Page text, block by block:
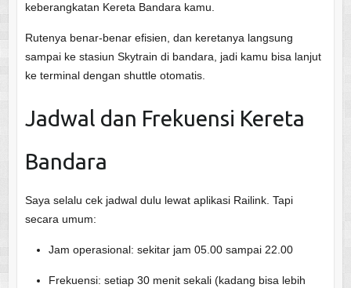
keberangkatan Kereta Bandara kamu.
Rutenya benar-benar efisien, dan keretanya langsung
sampai ke stasiun Skytrain di bandara, jadi kamu bisa lanjut
ke terminal dengan shuttle otomatis.
Jadwal dan Frekuensi Kereta
Bandara
Saya selalu cek jadwal dulu lewat aplikasi Railink. Tapi
secara umum:
Jam operasional: sekitar jam 05.00 sampai 22.00
Frekuensi: setiap 30 menit sekali (kadang bisa lebih